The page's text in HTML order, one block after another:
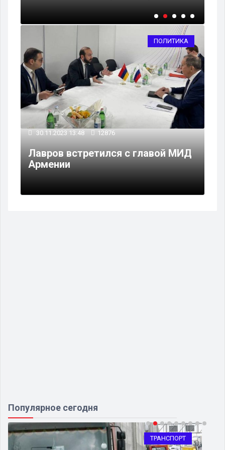
ПОЛИТИКА
30.11.2023 13:48 12876
Лавров встретился с главой МИД
Армении
Популярное сегодня
ТРАНСПОРТ